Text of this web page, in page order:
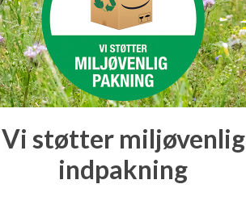
Vi støtter miljøvenlig
indpakning